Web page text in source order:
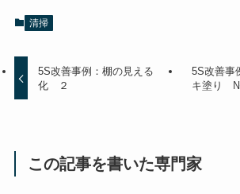
清掃
5S改善事例：棚の見える
化 ２
5S改善事
キ塗り
この記事を書いた専門家